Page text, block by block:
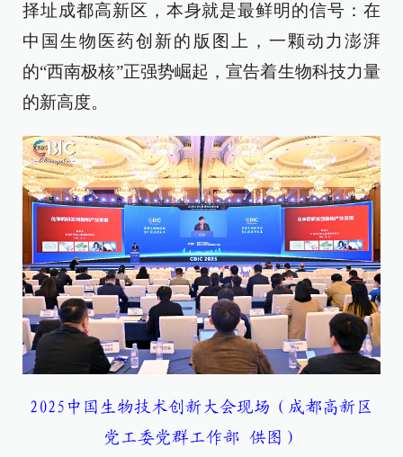
择址成都高新区，本身就是最鲜明的信号：在
中国生物医药创新的版图上，一颗动力澎湃
的“西南极核”正强势崛起，宣告着生物科技力量
的新高度。
2025中国生物技术创新大会现场（成都高新区
党工委党群工作部 供图）